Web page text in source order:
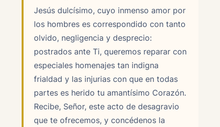
Jesús dulcísimo, cuyo inmenso amor por
los hombres es correspondido con tanto
olvido, negligencia y desprecio:
postrados ante Ti, queremos reparar con
especiales homenajes tan indigna
frialdad y las injurias con que en todas
partes es herido tu amantísimo Corazón.
Recibe, Señor, este acto de desagravio
que te ofrecemos, y concédenos la